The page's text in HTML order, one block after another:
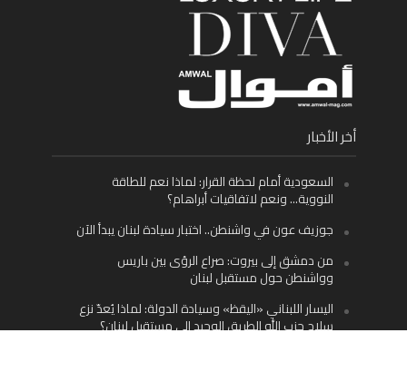
أخر الأخبار
السعودية أمام لحظة القرار: لماذا نعم للطاقة
النووية… ونعم لاتفاقيات أبراهام؟
جوزيف عون في واشنطن.. اختبار سيادة لبنان يبدأ الآن
من دمشق إلى بيروت: صراع الرؤى بين باريس
وواشنطن حول مستقبل لبنان
اليسار اللبناني «اليقظ» وسيادة الدولة: لماذا يُعدّ نزع
سلاح حزب الله الطريق الوحيد إلى مستقبل لبنان؟